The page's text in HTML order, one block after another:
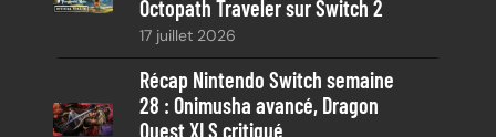
Octopath Traveler sur Switch 2
17 juillet 2026
Récap Nintendo Switch semaine
28 : Onimusha avancé, Dragon
Quest XI S critiqué